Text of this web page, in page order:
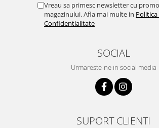
Vreau sa primesc newsletter cu
magazinului. Afla mai multe in Politica
Confidentialitate
SOCIAL
Urmareste-ne in social media
SUPORT CLIENTI